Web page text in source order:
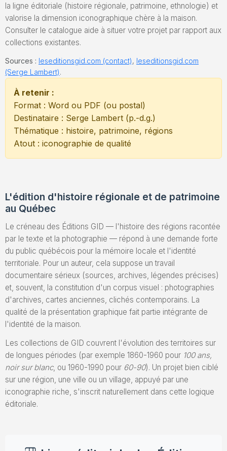
la ligne éditoriale (histoire régionale, patrimoine, ethnologie) et
valorise la dimension iconographique chère à la maison.
Consulter le catalogue aide à situer votre projet par rapport aux
collections existantes.
Sources : leseditionsgid.com (contact), leseditionsgid.com
(Serge Lambert).
À retenir :
Format : Word ou PDF (ou postal)
Destinataire : Serge Lambert (p.-d.g.)
Thématique : histoire, patrimoine, régions
Atout : iconographie de qualité
L'édition d'histoire régionale et de patrimoine
au Québec
Le créneau des Éditions GID — l'histoire des régions racontée
par le texte et la photographie — répond à une demande forte
du public québécois pour la mémoire locale et l'identité
territoriale. Pour un auteur, cela suppose un travail
documentaire sérieux (sources, archives, légendes précises)
et, souvent, la constitution d'un corpus visuel : photographies
d'archives, cartes anciennes, clichés contemporains. La
qualité de la présentation graphique fait partie intégrante de
l'identité de la maison.
Les collections de GID couvrent l'évolution des territoires sur
de longues périodes (par exemple 1860-1960 pour 100 ans,
noir sur blanc, ou 1960-1990 pour 60-90). Un projet bien ciblé
sur une région, une ville ou un village, appuyé par une
iconographie riche, s'inscrit naturellement dans cette logique
éditoriale.